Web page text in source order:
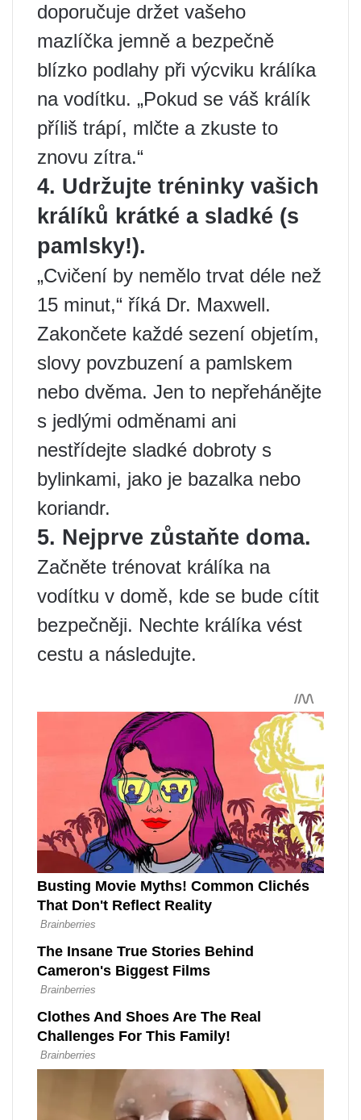
doporučuje držet vašeho
mazlíčka jemně a bezpečně
blízko podlahy při výcviku králíka
na vodítku. „Pokud se váš králík
příliš trápí, mlčte a zkuste to
znovu zítra.“
4. Udržujte tréninky vašich
králíků krátké a sladké (s
pamlsky!).
„Cvičení by nemělo trvat déle než
15 minut,“ říká Dr. Maxwell.
Zakončete každé sezení objetím,
slovy povzbuzení a pamlskem
nebo dvěma. Jen to nepřehánějte
s jedlými odměnami ani
nestřídejte sladké dobroty s
bylinkami, jako je bazalka nebo
koriandr.
5. Nejprve zůstaňte doma.
Začněte trénovat králíka na
vodítku v domě, kde se bude cítit
bezpečněji. Nechte králíka vést
cestu a následujte.